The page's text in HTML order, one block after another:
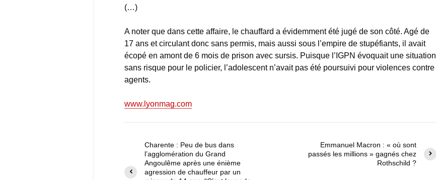
(…)
A noter que dans cette affaire, le chauffard a évidemment été jugé de son côté. Agé de
17 ans et circulant donc sans permis, mais aussi sous l’empire de stupéfiants, il avait
écopé en amont de 6 mois de prison avec sursis. Puisque l’IGPN évoquait une situation
sans risque pour le policier, l’adolescent n’avait pas été poursuivi pour violences contre
agents.
www.lyonmag.com
Charente : Peu de bus dans
l’agglomération du Grand
Angoulême après une énième
agression de chauffeur par un
Emmanuel Macron : « où sont
passés les millions » gagnés chez
Rothschild ?